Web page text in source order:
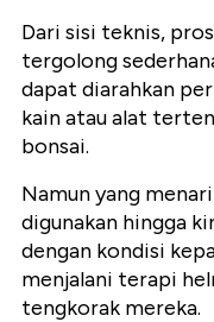
Dari sisi teknis,
tergolong
dapat diarahkan
kain atau alat
bonsai.
Namun yang
digunakan hingga
dengan kondisi
menjalani terapi
tengkorak mereka.